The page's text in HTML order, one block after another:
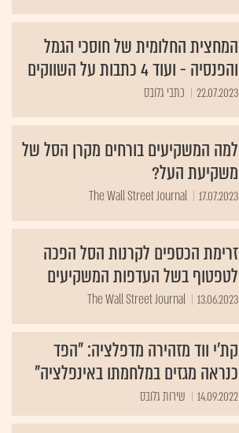
המחצית החלומית של חוסכי הגמל
והפנסיה - ועוד 4 כתבות על השווקים
22.07.2023 כתבי גלובס
למה המשקיעים בורחים מקרן הסל של
משקיעת העל?
17.07.2023
The Wall Street Journal
זרימת הכספים לקרנות הסל הפכה
לטפטוף בשל העדפות המשקיעים
13.06.2023
The Wall Street Journal
קת'י ווד מזהירה מדפלציה: "הפד
כנראה מגזים במלחמתו באינפלציה"
14.09.2022 שירות גלובס